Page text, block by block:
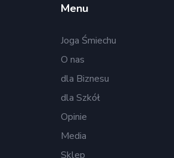
Menu
Joga Śmiechu
O nas
dla Biznesu
dla Szkół
Opinie
Media
Sklep